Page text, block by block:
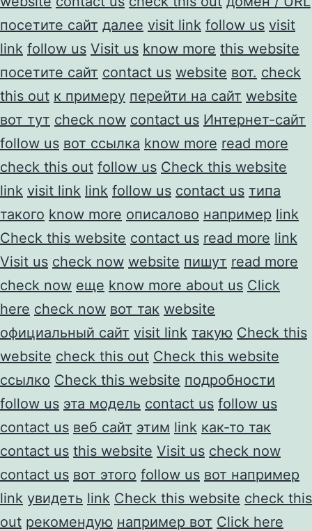
посетите сайт далее visit link follow us visit
link follow us Visit us know more this website
посетите сайт contact us website вот. check
this out к примеру перейти на сайт website
вот тут check now contact us Интернет-сайт
follow us вот ссылка know more read more
check this out follow us Check this website
link visit link link follow us contact us типа
такого know more описалово например link
Check this website contact us read more link
Visit us check now website пишут read more
check now еще know more about us Click
here check now вот так website
официальный сайт visit link такую Check this
website check this out Check this website
ссылко Check this website подробности
follow us эта модель contact us follow us
contact us веб сайт этим link как-то так
contact us this website Visit us check now
contact us вот этого follow us вот например
link увидеть link Check this website check this
out рекомендую например вот Click here